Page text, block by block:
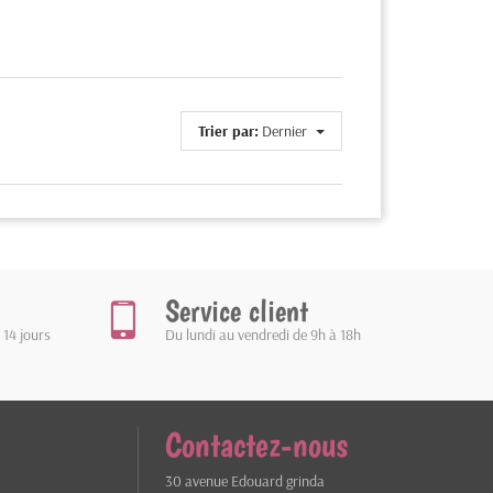
Trier par: Dernier
jours
Service client
Du lundi au vendredi de 9h à 18h
Contactez-nous
30 avenue Edouard grinda